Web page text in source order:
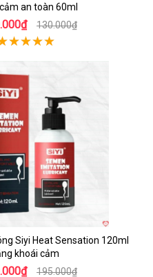
an toàn 60ml
130.000₫
Siyi Heat Sensation 120ml
khoái cảm
195.000₫